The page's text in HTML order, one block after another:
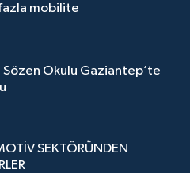
mobilite
Okulu Gaziantep’te
SEKTÖRÜNDEN